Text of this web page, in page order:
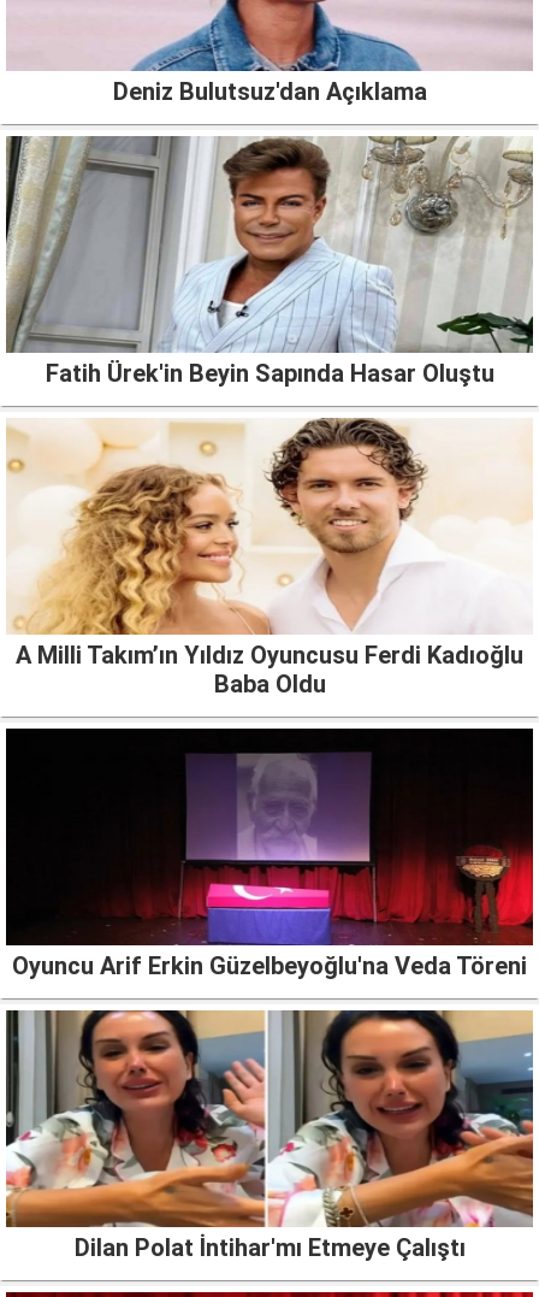
Deniz Bulutsuz'dan Açıklama
Fatih Ürek'in Beyin Sapında Hasar Oluştu
A Milli Takım’ın Yıldız Oyuncusu Ferdi Kadıoğlu
Baba Oldu
Oyuncu Arif Erkin Güzelbeyoğlu'na Veda Töreni
Dilan Polat İntihar'mı Etmeye Çalıştı